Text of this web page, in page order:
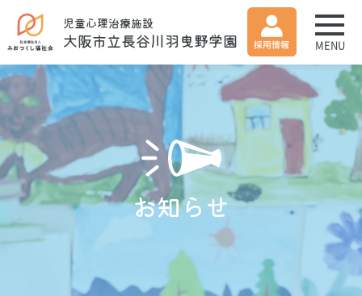
児童心理治療施設
大阪市立長谷川羽曳野学園 MENU
お知らせ